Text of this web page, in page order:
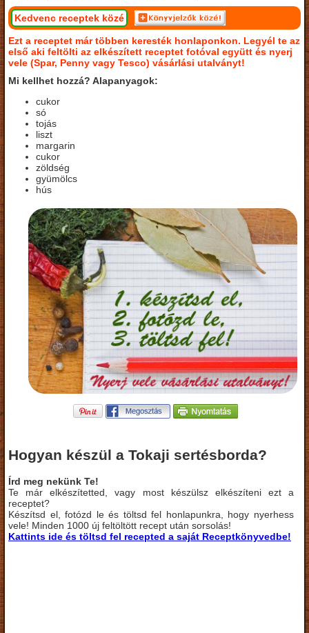
Kedvenc receptek közé
Ezt a receptet már többen keresték honlaponkon. Legyél te az
első aki feltölti az elkészített receptet fotóval együtt és nyerj
vele (Spar, Penny vagy Tesco) vásárlási utalványt!
Mi kellhet hozzá? Alapanyagok:
cukor
só
tojás
liszt
margarin
cukor
zöldség
gyümölcs
hús
Hogyan készül a Tokaji sertésborda?
Írd meg nekünk Te!
Te már elkészítetted, vagy most készülsz elkészíteni ezt a
receptet?
Készítsd el, fotózd le és töltsd fel honlapunkra, hogy nyerhess
vele! Minden 1000 új feltöltött recept után sorsolás!
Kattints ide és töltsd fel recepted a saját Receptkönyvedbe!